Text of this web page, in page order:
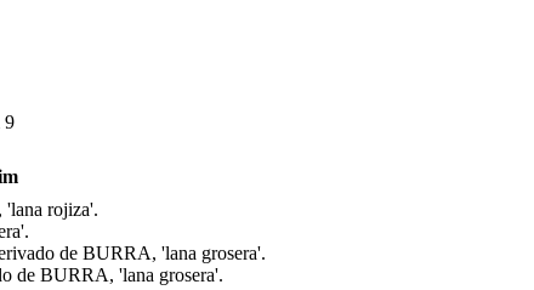
9
rojiza'.
de BURRA, 'lana grosera'.
de BURRA, 'lana grosera'.